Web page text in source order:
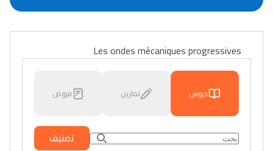
Les ondes mécaniques progressives
دروس تمارين فروض
تصنيف